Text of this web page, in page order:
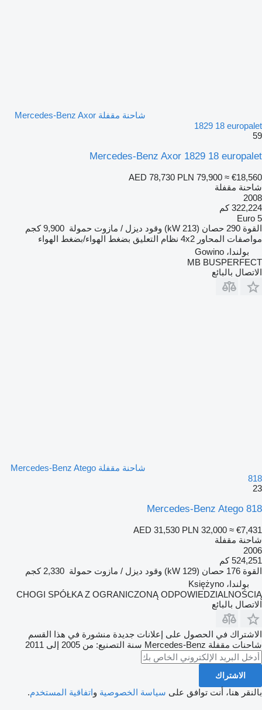
شاحنة مقفلة Mercedes-Benz Axor
1829 18 europalet
59
Mercedes-Benz Axor 1829 18 europalet
AED 78,730 PLN 79,900 ≈ €18,560
شاحنة مقفلة
2008
322,224 كم
Euro 5
القوة 290 حصان (213 kW) وقود ديزل / مازوت حمولة 9,900 كجم
مواصفات المحاور 4x2 نظام التعليق بضغط الهواء/بضغط الهواء
بولندا، Gowino
MB BUSPERFECT
الاتصال بالبائع
شاحنة مقفلة Mercedes-Benz Atego
818
23
Mercedes-Benz Atego 818
AED 31,530 PLN 32,000 ≈ €7,431
شاحنة مقفلة
2006
524,251 كم
القوة 176 حصان (129 kW) وقود ديزل / مازوت حمولة 2,330 كجم
بولندا، Księżyno
CHOGI SPÓŁKA Z OGRANICZONĄ ODPOWIEDZIALNOŚCIĄ
الاتصال بالبائع
الاشتراك في الحصول على إعلانات جديدة منشورة في هذا القسم
شاحنات مقفلة Mercedes-Benz سنة التصنيع: من 2005 إلى 2011
الاشتراك
بالنقر هنا، أنت توافق على سياسة الخصوصية واتفاقية المستخدم.